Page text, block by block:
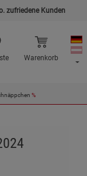
zufriedene Kunden
Warenkorb
%